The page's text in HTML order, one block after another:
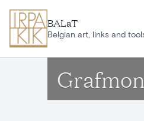
BALaT
Belgian art, links and